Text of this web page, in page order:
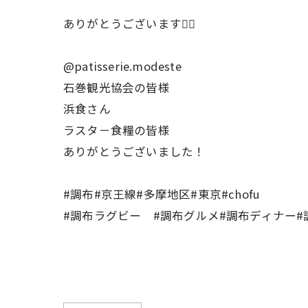
ありがとうございます🙇‍♀️
@patisserie.modeste
石巻観光協会の皆様
浜食さん
ラスタ－食糧の皆様
ありがとうございました！
#調布#京王線#多摩地区#東京#chofu
#調布ラグビー #調布グルメ#調布ディナー#